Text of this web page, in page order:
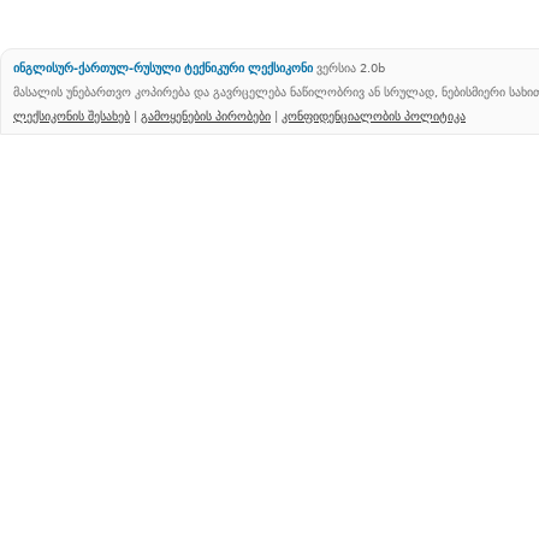
ინგლისურ-ქართულ-რუსული ტექნიკური ლექსიკონი ვერსია 2.0b
მასალის უნებართვო კოპირება და გავრცელება ნაწილობრივ ან სრულად, ნებისმიერი
ლექსიკონის შესახებ | გამოყენების პირობები | კონფიდენციალობის პოლიტიკა